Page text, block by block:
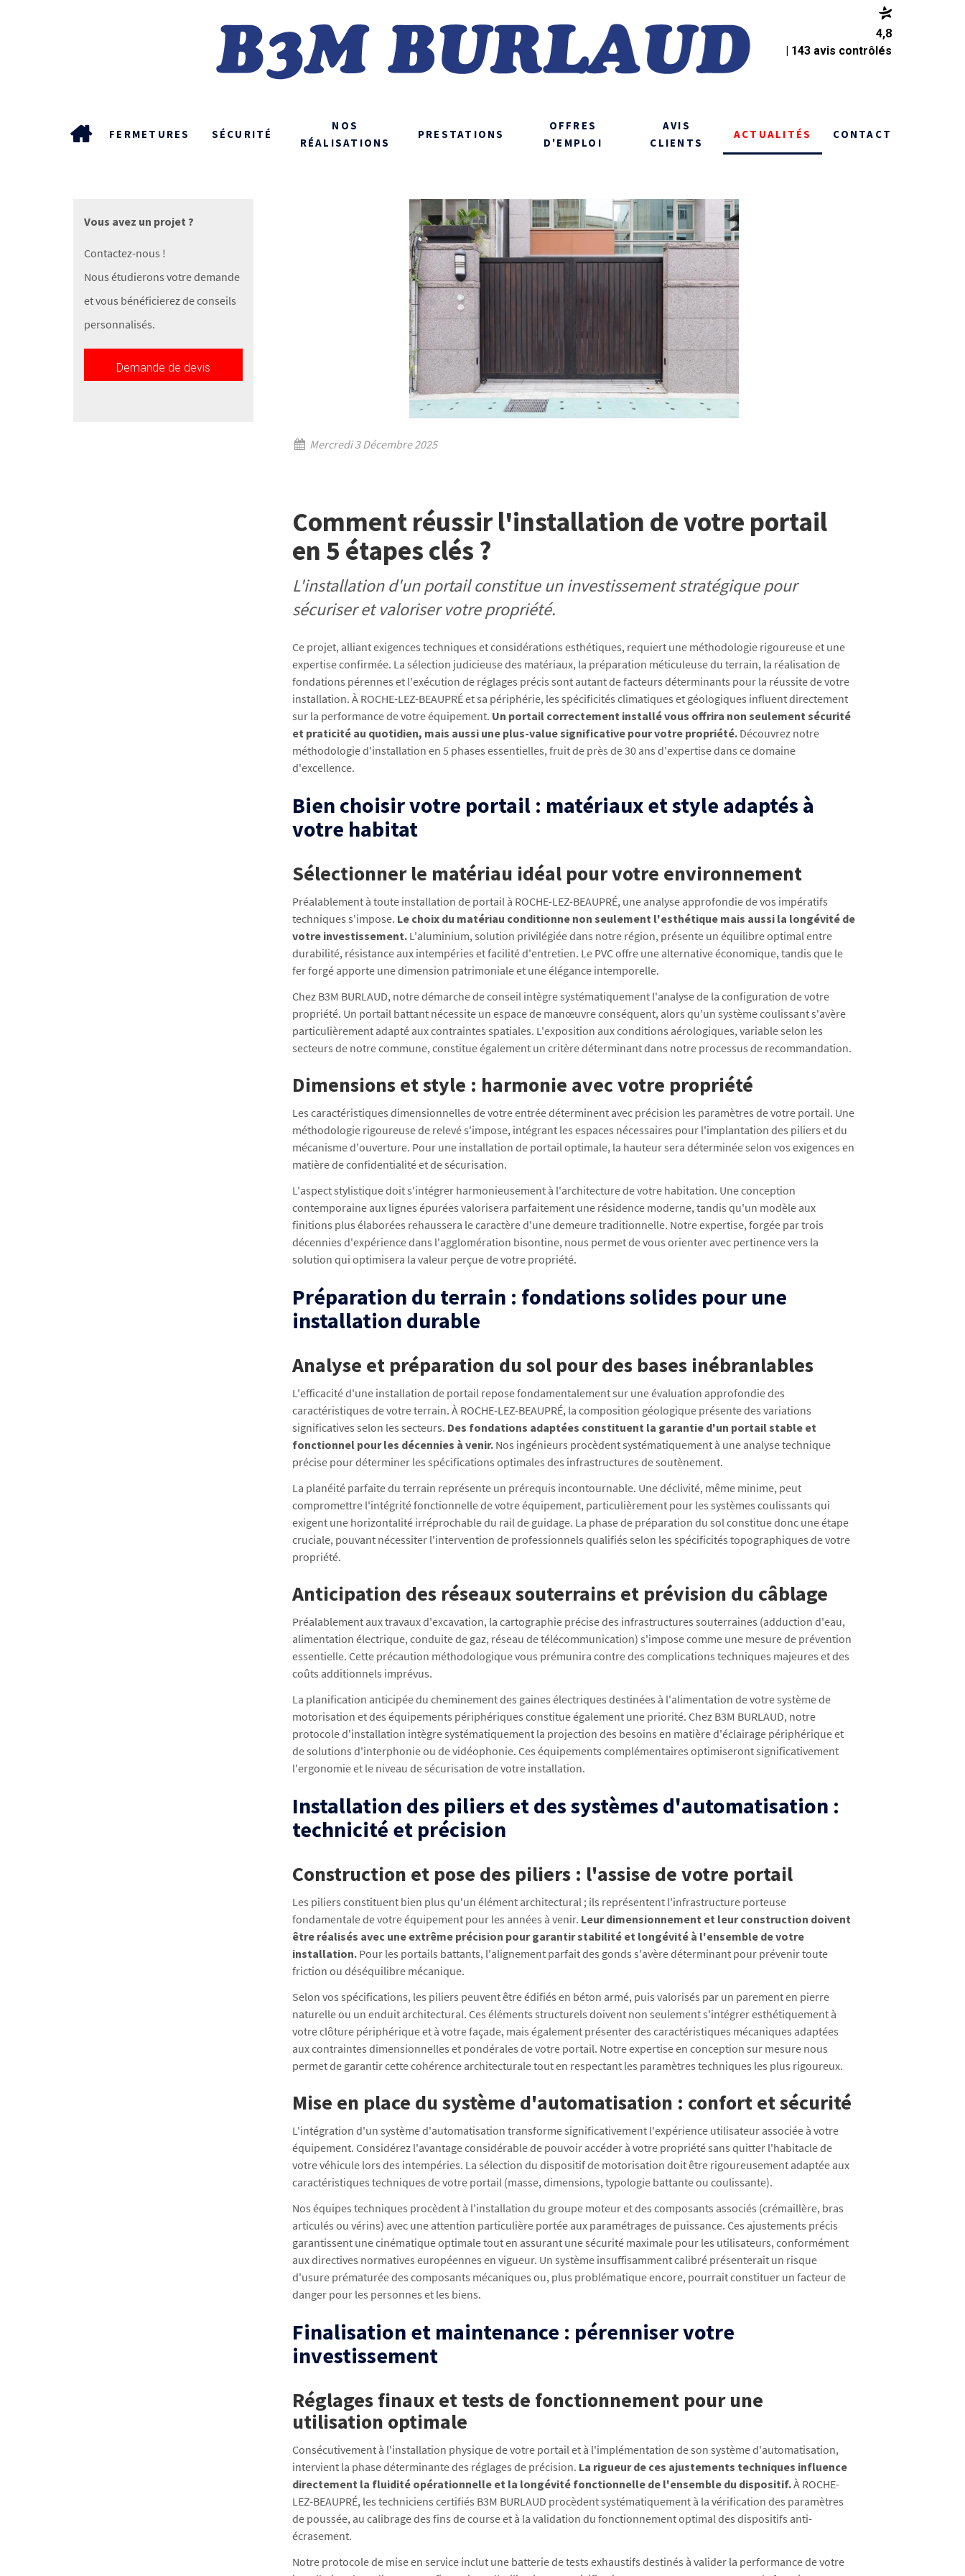
4,8
| 143 avis contrôlés
FERMETURES SÉCURITÉ
NOS
RÉALISATIONS
PRESTATIONS
OFFRES
D'EMPLOI
AVIS
CLIENTS
ACTUALITÉS CONTACT
Vous avez un projet ?
Contactez-nous !
Nous étudierons votre demande
et vous bénéficierez de conseils
personnalisés.
Demande de devis
Mercredi 3 Décembre 2025
Comment réussir l'installation de votre portail
en 5 étapes clés ?
L'installation d'un portail constitue un investissement stratégique pour
sécuriser et valoriser votre propriété.
Ce projet, alliant exigences techniques et considérations esthétiques, requiert une méthodologie rigoureuse et une
expertise confirmée. La sélection judicieuse des matériaux, la préparation méticuleuse du terrain, la réalisation de
fondations pérennes et l'exécution de réglages précis sont autant de facteurs déterminants pour la réussite de votre
installation. À ROCHE-LEZ-BEAUPRÉ et sa périphérie, les spécificités climatiques et géologiques influent directement
sur la performance de votre équipement. Un portail correctement installé vous offrira non seulement sécurité
et praticité au quotidien, mais aussi une plus-value significative pour votre propriété.Découvrez notre
méthodologie d'installation en 5 phases essentielles, fruit de près de 30 ans d'expertise dans ce domaine
d'excellence.
Bien choisir votre portail : matériaux et style adaptés à
votre habitat
Sélectionner le matériau idéal pour votre environnement
Préalablement à toute installation de portail à ROCHE-LEZ-BEAUPRÉ, une analyse approfondie de vos impératifs
techniques s'impose. Le choix du matériau conditionne non seulement l'esthétique mais aussi la longévité de
votre investissement.L'aluminium, solution privilégiée dans notre région, présente un équilibre optimal entre
durabilité, résistance aux intempéries et facilité d'entretien. Le PVC offre une alternative économique, tandis que le
fer forgé apporte une dimension patrimoniale et une élégance intemporelle.
Chez B3M BURLAUD, notre démarche de conseil intègre systématiquement l'analyse de la configuration de votre
propriété. Un portail battant nécessite un espace de manœuvre conséquent, alors qu'un système coulissant s'avère
particulièrement adapté aux contraintes spatiales. L'exposition aux conditions aérologiques, variable selon les
secteurs de notre commune, constitue également un critère déterminant dans notre processus de recommandation.
Dimensions et style : harmonie avec votre propriété
Les caractéristiques dimensionnelles de votre entrée déterminent avec précision les paramètres de votre portail. Une
méthodologie rigoureuse de relevé s'impose, intégrant les espaces nécessaires pour l'implantation des piliers et du
mécanisme d'ouverture. Pour une installation de portail optimale, la hauteur sera déterminée selon vos exigences en
matière de confidentialité et de sécurisation.
L'aspect stylistique doit s'intégrer harmonieusement à l'architecture de votre habitation. Une conception
contemporaine aux lignes épurées valorisera parfaitement une résidence moderne, tandis qu'un modèle aux
finitions plus élaborées rehaussera le caractère d'une demeure traditionnelle. Notre expertise, forgée par trois
décennies d'expérience dans l'agglomération bisontine, nous permet de vous orienter avec pertinence vers la
solution qui optimisera la valeur perçue de votre propriété.
Préparation du terrain : fondations solides pour une
installation durable
Analyse et préparation du sol pour des bases inébranlables
L'efficacité d'une installation de portail repose fondamentalement sur une évaluation approfondie des
caractéristiques de votre terrain. À ROCHE-LEZ-BEAUPRÉ, la composition géologique présente des variations
significatives selon les secteurs. Des fondations adaptées constituent la garantie d'un portail stable et
fonctionnel pour les décennies à venir.Nos ingénieurs procèdent systématiquement à une analyse technique
précise pour déterminer les spécifications optimales des infrastructures de soutènement.
La planéité parfaite du terrain représente un prérequis incontournable. Une déclivité, même minime, peut
compromettre l'intégrité fonctionnelle de votre équipement, particulièrement pour les systèmes coulissants qui
exigent une horizontalité irréprochable du rail de guidage. La phase de préparation du sol constitue donc une étape
cruciale, pouvant nécessiter l'intervention de professionnels qualifiés selon les spécificités topographiques de votre
propriété.
Anticipation des réseaux souterrains et prévision du câblage
Préalablement aux travaux d'excavation, la cartographie précise des infrastructures souterraines (adduction d'eau,
alimentation électrique, conduite de gaz, réseau de télécommunication) s'impose comme une mesure de prévention
essentielle. Cette précaution méthodologique vous prémunira contre des complications techniques majeures et des
coûts additionnels imprévus.
La planification anticipée du cheminement des gaines électriques destinées à l'alimentation de votre système de
motorisation et des équipements périphériques constitue également une priorité. Chez B3M BURLAUD, notre
protocole d'installation intègre systématiquement la projection des besoins en matière d'éclairage périphérique et
de solutions d'interphonie ou de vidéophonie. Ces équipements complémentaires optimiseront significativement
l'ergonomie et le niveau de sécurisation de votre installation.
Installation des piliers et des systèmes d'automatisation :
technicité et précision
Construction et pose des piliers : l'assise de votre portail
Les piliers constituent bien plus qu'un élément architectural ; ils représentent l'infrastructure porteuse
fondamentale de votre équipement pour les années à venir. Leur dimensionnement et leur construction doivent
être réalisés avec une extrême précision pour garantir stabilité et longévité à l'ensemble de votre
installation.Pour les portails battants, l'alignement parfait des gonds s'avère déterminant pour prévenir toute
friction ou déséquilibre mécanique.
Selon vos spécifications, les piliers peuvent être édifiés en béton armé, puis valorisés par un parement en pierre
naturelle ou un enduit architectural. Ces éléments structurels doivent non seulement s'intégrer esthétiquement à
votre clôture périphérique et à votre façade, mais également présenter des caractéristiques mécaniques adaptées
aux contraintes dimensionnelles et pondérales de votre portail. Notre expertise en conception sur mesure nous
permet de garantir cette cohérence architecturale tout en respectant les paramètres techniques les plus rigoureux.
Mise en place du système d'automatisation : confort et sécurité
L'intégration d'un système d'automatisation transforme significativement l'expérience utilisateur associée à votre
équipement. Considérez l'avantage considérable de pouvoir accéder à votre propriété sans quitter l'habitacle de
votre véhicule lors des intempéries. La sélection du dispositif de motorisation doit être rigoureusement adaptée aux
caractéristiques techniques de votre portail (masse, dimensions, typologie battante ou coulissante).
Nos équipes techniques procèdent à l'installation du groupe moteur et des composants associés (crémaillère, bras
articulés ou vérins) avec une attention particulière portée aux paramétrages de puissance. Ces ajustements précis
garantissent une cinématique optimale tout en assurant une sécurité maximale pour les utilisateurs, conformément
aux directives normatives européennes en vigueur. Un système insuffisamment calibré présenterait un risque
d'usure prématurée des composants mécaniques ou, plus problématique encore, pourrait constituer un facteur de
danger pour les personnes et les biens.
Finalisation et maintenance : pérenniser votre
investissement
Réglages finaux et tests de fonctionnement pour une
utilisation optimale
Consécutivement à l'installation physique de votre portail et à l'implémentation de son système d'automatisation,
intervient la phase déterminante des réglages de précision. La rigueur de ces ajustements techniques influence
directement la fluidité opérationnelle et la longévité fonctionnelle de l'ensemble du dispositif.À ROCHE-
LEZ-BEAUPRÉ, les techniciens certifiés B3M BURLAUD procèdent systématiquement à la vérification des paramètres
de poussée, au calibrage des fins de course et à la validation du fonctionnement optimal des dispositifs anti-
écrasement.
Notre protocole de mise en service inclut une batterie de tests exhaustifs destinés à valider la performance de votre